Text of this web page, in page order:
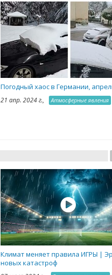
Погодный хаос в Германии,
21 апр. 2024 г., Атмосферные явления
Климат меняет правила ИГРЫ |
новых катастроф